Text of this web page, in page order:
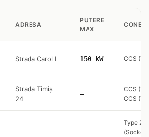
ADRESA
PUTERE
MAX
Strada Carol I 150 kW CCS
Strada Timiș
24
—
CCS
CCS
Type 2
(Socket